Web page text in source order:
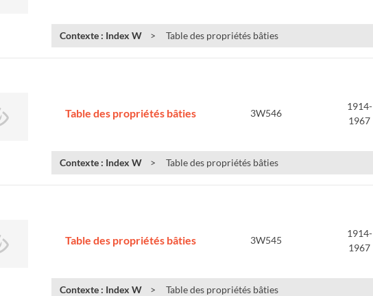
Contexte : Index W Table des propriétés bâties
Table des propriétés bâties 3W546
1914-
1967
Contexte : Index W Table des propriétés bâties
Table des propriétés bâties 3W545
1914-
1967
Contexte : Index W Table des propriétés bâties